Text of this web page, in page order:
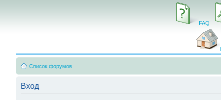
FAQ
Список форумов
Вход